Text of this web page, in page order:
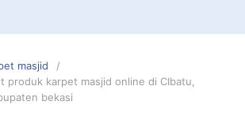
masjid
produk karpet masjid online di CIbatu,
bekasi